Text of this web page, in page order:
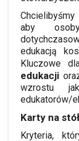
aby
edukacją
Kluczowe
edukacji
wzrostu
edukatorów/
Karty na
Kryteria,